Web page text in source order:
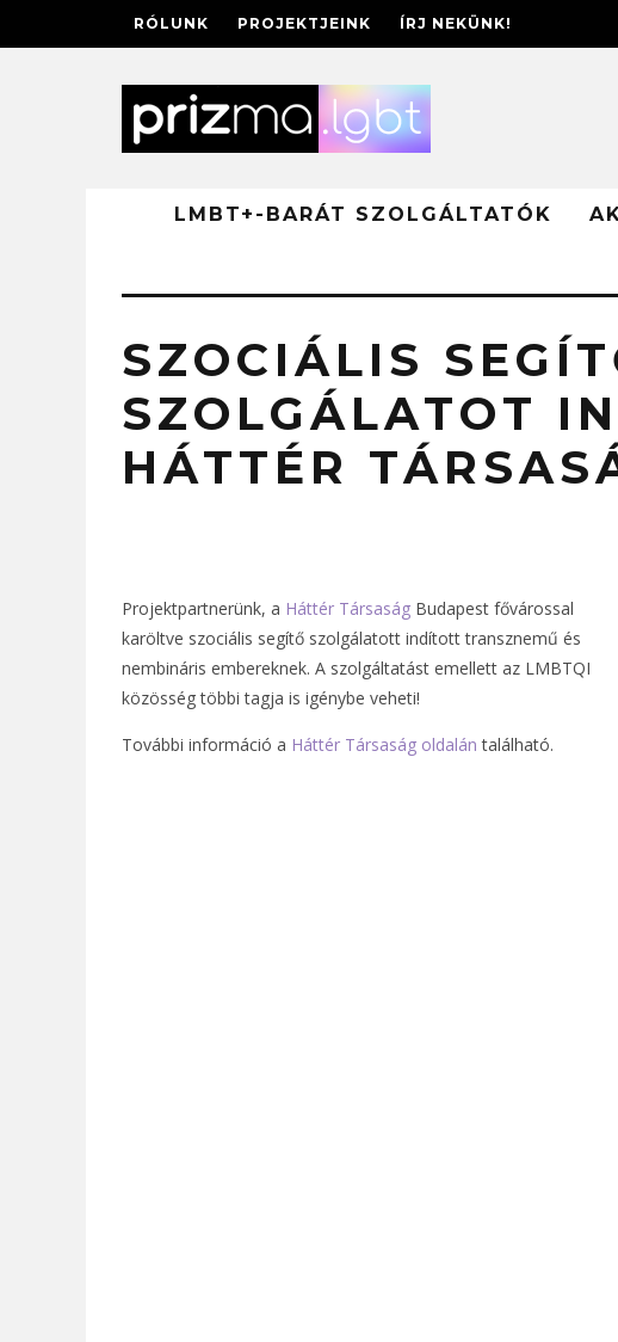
RÓLUNK PROJEKTJEINK ÍRJ NEKÜNK!
LMBT+-BARÁT SZOLGÁLTATÓK
SZOCIÁLIS
SZOLGÁLATOT
HÁTTÉR
Projektpartnerünk, a Háttér Társaság Budapest fővárossal
karöltve szociális segítő szolgálatott indított transznemű és
nembináris embereknek. A szolgáltatást emellett az LMBTQI
közösség többi tagja is igénybe veheti!
További információ a Háttér Társaság oldalán található.